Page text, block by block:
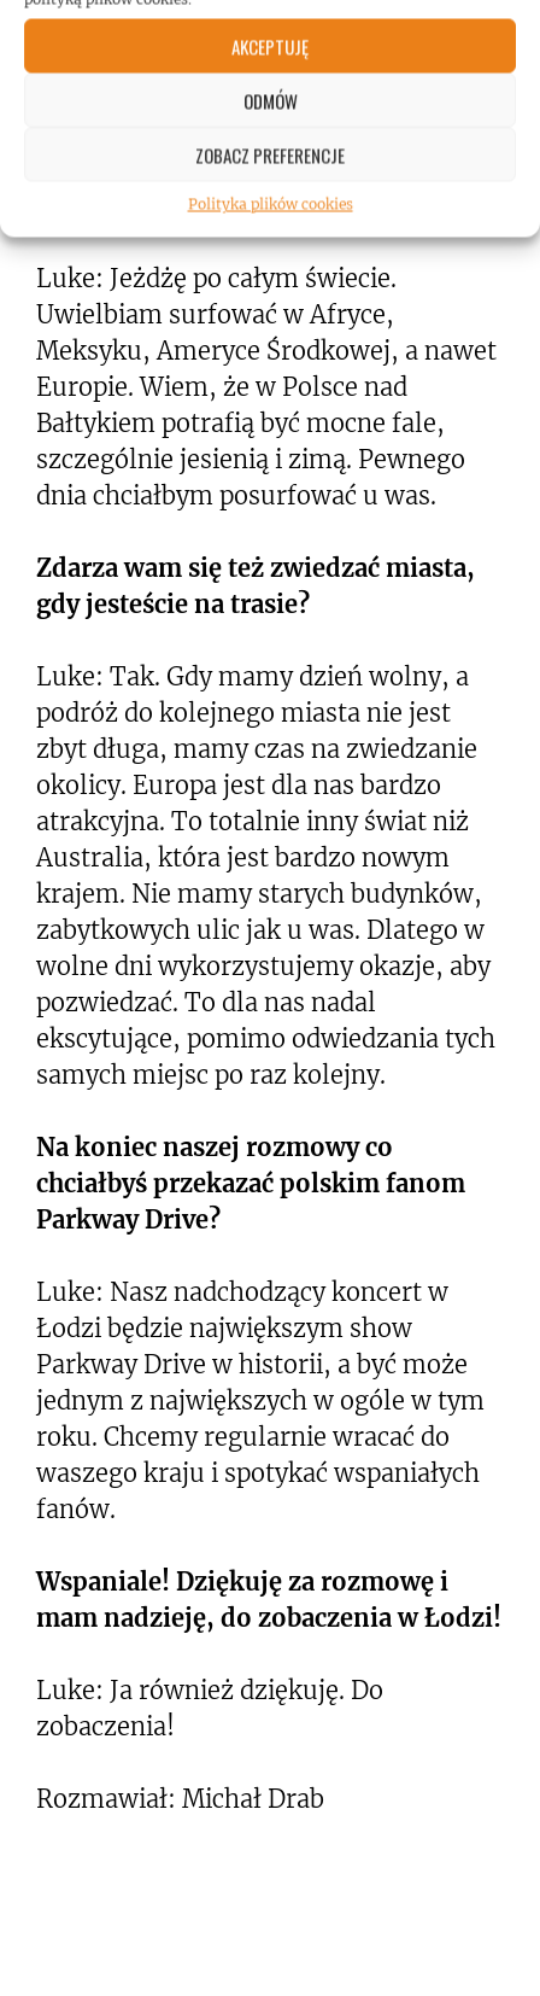
AKCEPTUJĘ
ODMÓW
ZOBACZ PREFERENCJE
Polityka plików cookies
dziecko i od tamtej pory surfing jest
nieodłączną częścią mojego życia.
Australii czy wybierasz się w inne
części świata?
Luke: Jeżdżę po całym świecie.
Uwielbiam surfować w Afryce,
Meksyku, Ameryce Środkowej, a nawet
Europie. Wiem, że w Polsce nad
Bałtykiem potrafią być mocne fale,
szczególnie jesienią i zimą. Pewnego
dnia chciałbym posurfować u was.
Zdarza wam się też zwiedzać miasta,
gdy jesteście na trasie?
Luke: Tak. Gdy mamy dzień wolny, a
podróż do kolejnego miasta nie jest
zbyt długa, mamy czas na zwiedzanie
okolicy. Europa jest dla nas bardzo
atrakcyjna. To totalnie inny świat niż
Australia, która jest bardzo nowym
krajem. Nie mamy starych budynków,
zabytkowych ulic jak u was. Dlatego w
wolne dni wykorzystujemy okazje, aby
pozwiedzać. To dla nas nadal
ekscytujące, pomimo odwiedzania tych
samych miejsc po raz kolejny.
Na koniec naszej rozmowy co
chciałbyś przekazać polskim fanom
Parkway Drive?
Luke: Nasz nadchodzący koncert w
Łodzi będzie największym show
Parkway Drive w historii, a być może
jednym z największych w ogóle w tym
roku. Chcemy regularnie wracać do
waszego kraju i spotykać wspaniałych
fanów.
Wspaniale! Dziękuję za rozmowę i
mam nadzieję, do zobaczenia w Łodzi!
Luke: Ja również dziękuję. Do
zobaczenia!
Rozmawiał: Michał Drab